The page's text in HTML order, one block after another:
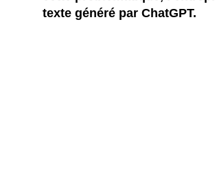
texte généré par ChatGPT.